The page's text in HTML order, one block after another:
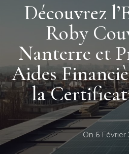
Découvrez
Roby
Nanterre et
Aides
la
On 6 Février